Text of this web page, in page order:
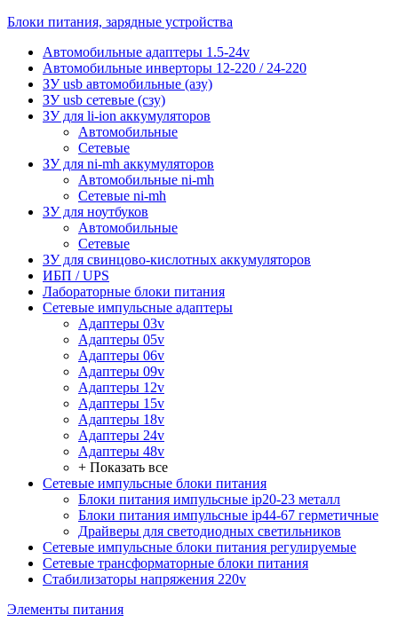
Блоки питания, зарядные устройства
Автомобильные адаптеры 1.5-24v
Автомобильные инверторы 12-220 / 24-220
ЗУ usb автомобильные (азу)
ЗУ usb сетевые (сзу)
ЗУ для li-ion аккумуляторов
Автомобильные
Сетевые
ЗУ для ni-mh аккумуляторов
Автомобильные ni-mh
Сетевые ni-mh
ЗУ для ноутбуков
Автомобильные
Сетевые
ЗУ для свинцово-кислотных аккумуляторов
ИБП / UPS
Лабораторные блоки питания
Сетевые импульсные адаптеры
Адаптеры 03v
Адаптеры 05v
Адаптеры 06v
Адаптеры 09v
Адаптеры 12v
Адаптеры 15v
Адаптеры 18v
Адаптеры 24v
Адаптеры 48v
+ Показать все
Сетевые импульсные блоки питания
Блоки питания импульсные ip20-23 металл
Блоки питания импульсные ip44-67 герметичные
Драйверы для светодиодных светильников
Сетевые импульсные блоки питания регулируемые
Сетевые трансформаторные блоки питания
Стабилизаторы напряжения 220v
Элементы питания